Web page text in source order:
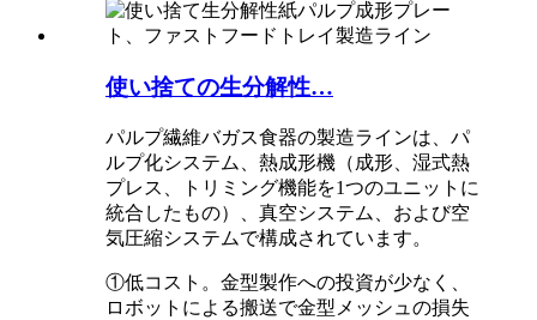
使い捨ての生分解性…
パルプ繊維バガス食器の製造ラインは、パ
ルプ化システム、熱成形機（成形、湿式熱
プレス、トリミング機能を1つのユニットに
統合したもの）、真空システム、および空
気圧縮システムで構成されています。
①低コスト。金型製作への投資が少なく、
ロボットによる搬送で金型メッシュの損失